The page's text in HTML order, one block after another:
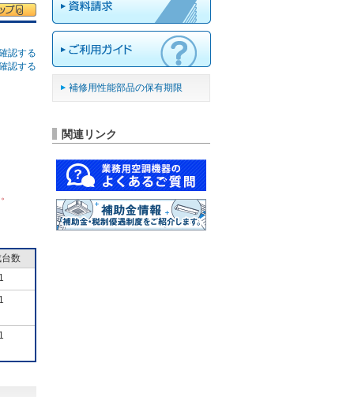
認する
認する
数
補修用性能部品の保有期限
関連リンク